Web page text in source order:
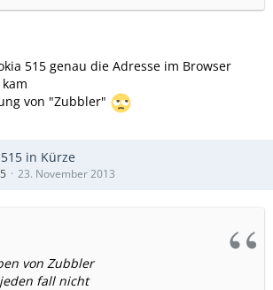
515 genau die Adresse im Browser
von "Zubbler"
in Kürze
23. November 2013
von Zubbler
fall nicht